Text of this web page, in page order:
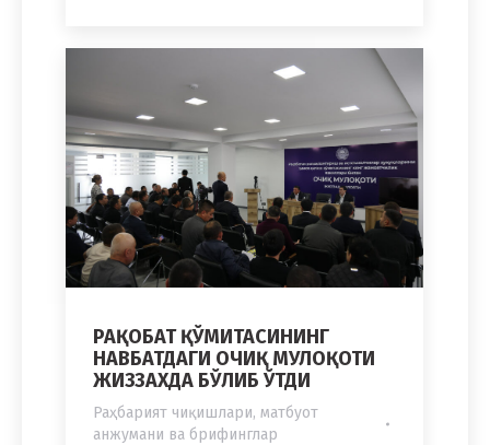
РАҚОБАТ ҚЎМИТАСИНИНГ
НАВБАТДАГИ ОЧИҚ МУЛОҚОТИ
ЖИЗЗАХДА БЎЛИБ ЎТДИ
Раҳбарият чиқишлари, матбуот
анжумани ва брифинглар